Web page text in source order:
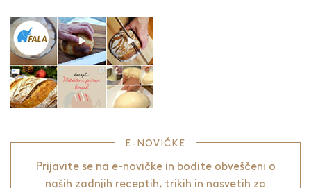
E-NOVIČKE
Prijavite se na e-novičke in bodite obveščeni o
naših zadnjih receptih, trikih in nasvetih za